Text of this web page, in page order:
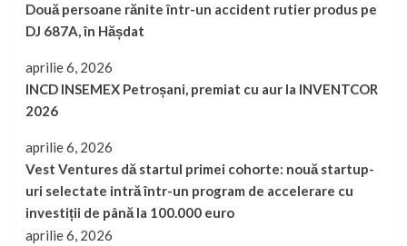
Două persoane rănite într-un accident rutier produs pe
DJ 687A, în Hășdat
aprilie 6, 2026
INCD INSEMEX Petroșani, premiat cu aur la INVENTCOR
2026
aprilie 6, 2026
Vest Ventures dă startul primei cohorte: nouă startup-
uri selectate intră într-un program de accelerare cu
investiții de până la 100.000 euro
aprilie 6, 2026